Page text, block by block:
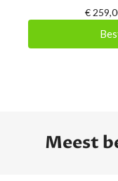
€
Meest